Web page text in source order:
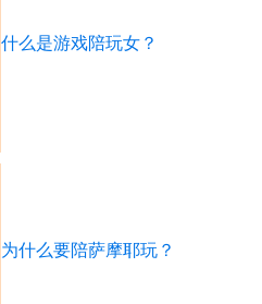
什么是游戏陪玩女？
为什么要陪萨摩耶玩？